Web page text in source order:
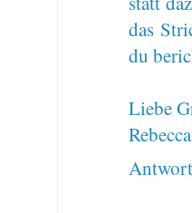
das
du
Liebe
Rebecca